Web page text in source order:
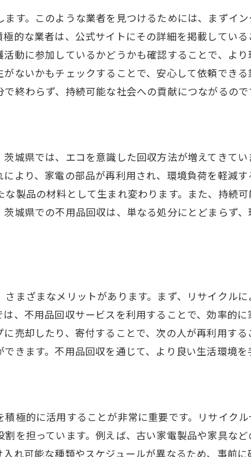
す。このような業者を見つけるためには、まずイ
的な業者は、公式サイトにその詳細を掲載してい
動に参加しているかどうかも確認することで、よ
ないかもチェックすることで、安心して依頼でき
終わらず、持続可能な社会への貢献につながるので
城県では、エコを意識した回収方法が増えてきて
より、家電の部品が再利用され、環境負荷を軽減
製品の材料として生まれ変わります。また、持続
城県での不用品回収は、単なる処分にとどまらず
まざまなメリットがあります。まず、リサイクル
、不用品回収サービスを利用することで、効率的
売却したり、寄付することで、次の人が再利用す
きます。不用品回収を通じて、より良い生活環境を
極的に活用することが非常に重要です。リサイク
を担っています。例えば、古い家電製品や家具な
れ可能な種類やスケジュールが異なるため、事前